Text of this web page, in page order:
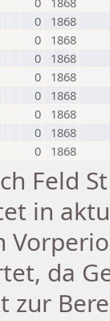
0
1868
0
1868
0
1868
0
1868
0
1868
0
1868
0
1868
0 1868
Feld
in
da
zur